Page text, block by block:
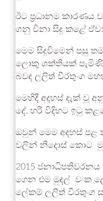
ඊට ප්‍රධානම
ගනු විනා සිදු කළේ
මෙම සිදුවිමෙන් පසු
ලොකු ශක්තියක් පැමිණි
බවද ලලිත් වීරතුංග
මෙහිදී අදහස් දැක් වූ
දේ, හරි විදිහට ඉටු
ඔවුන් මෙම අදහස්
වලින් නිදොස් කොට
2015
ගෙන එම මුදල් වංක
ලේකම් ලලිත් වීරතුංග